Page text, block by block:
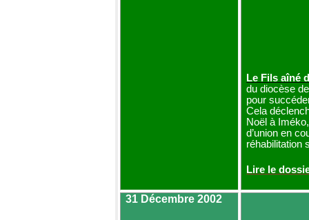
Le Fils aîné
du diocèse
pour
Cela
Noël à Iméko
d’union en
réhabilitation
Lire le
31 Décembre 2002